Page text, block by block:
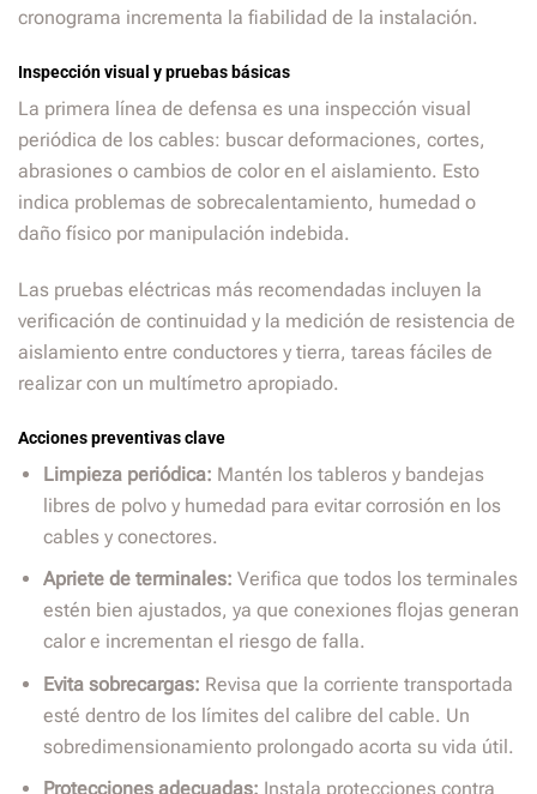
cronograma incrementa la fiabilidad de la instalación.
Inspección visual y pruebas básicas
La primera línea de defensa es una inspección visual
periódica de los cables: buscar deformaciones, cortes,
abrasiones o cambios de color en el aislamiento. Esto
indica problemas de sobrecalentamiento, humedad o
daño físico por manipulación indebida.
Las pruebas eléctricas más recomendadas incluyen la
verificación de continuidad y la medición de resistencia de
aislamiento entre conductores y tierra, tareas fáciles de
realizar con un multímetro apropiado.
Acciones preventivas clave
Limpieza periódica: Mantén los tableros y bandejas
libres de polvo y humedad para evitar corrosión en los
cables y conectores.
Apriete de terminales: Verifica que todos los terminales
estén bien ajustados, ya que conexiones flojas generan
calor e incrementan el riesgo de falla.
Evita sobrecargas: Revisa que la corriente transportada
esté dentro de los límites del calibre del cable. Un
sobredimensionamiento prolongado acorta su vida útil.
Protecciones adecuadas: Instala protecciones contra